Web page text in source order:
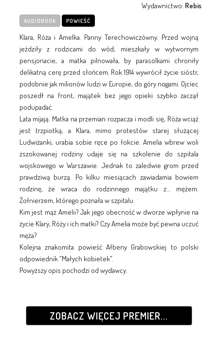
Wydawnictwo: Rebis
AUDIOBOOK POWIEŚĆ
Klara, Róża i Amelka. Panny Terechowiczówny. Przed wojną
jeździły z rodzicami do wód, mieszkały w wytwornym
pensjonacie, a matka pilnowała, by parasolkami chroniły
delikatną cerę przed słońcem. Rok 1914 wywrócił życie sióstr,
podobnie jak milionów ludzi w Europie, do góry nogami. Ojciec
poszedł na front, majątek bez jego opieki szybko zaczął
podupadać.
Lata mijają. Matka na przemian rozpacza i modli się, Róża wciąż
jest trzpiotką, a Klara, mimo protestów starej służącej
Ludwiżanki, urabia sobie ręce po łokcie. Amelia wbrew woli
zszokowanej rodziny udaje się na szkolenie do szpitala
wojskowego w Warszawie. Jednak to zaledwie grom przed
prawdziwą burzą. Po kilku miesiącach zawiadamia bowiem
rodzinę, że wraca do rodzinnego majątku z... mężem.
Żołnierzem, którego poznała w szpitalu.
Kim jest mąż Amelii? Jak jego obecność w dworze wpłynie na
życie Klary, Róży i ich matki? Czy Amelia może być pewna uczuć
męża?
Kolejna znakomita powieść Ałbeny Grabowskiej to polski
odpowiednik "Małych kobietek".
Powyższy opis pochodzi od wydawcy.
ZOBACZ WIĘCEJ PREMIER...